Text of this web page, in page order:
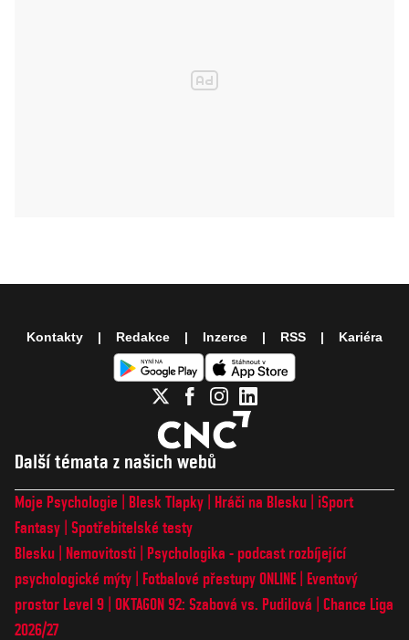
Další témata z našich webů
Moje Psychologie Blesk Tlapky Hráči na Blesku
iSport
Fantasy Spotřebitelské testy
Blesku
Nemovitosti
Psychologika - podcast rozbíjející
psychologické mýty
Fotbalové přestupy ONLINE
Eventový
prostor Level 9 OKTAGON 92: Szabová vs. Pudilová
Chance Liga
2026/27
Kontakty Redakce Inzerce RSS Kariéra